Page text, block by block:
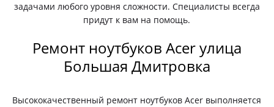
задачами любого уровня сложности. Специалисты всегда
придут к вам на помощь.
Ремонт ноутбуков Acer улица
Большая Дмитровка
Высококачественный ремонт ноутбуков Acer выполняется